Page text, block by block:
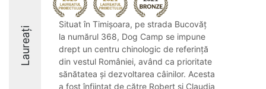
Laureați
Situat în Timișoara, pe strada Bucovăț
la numărul 368, Dog Camp se impune
drept un centru chinologic de referință
din vestul României, având ca prioritate
sănătatea și dezvoltarea câinilor. Acesta
a fost înființat de către Robert și Claudia